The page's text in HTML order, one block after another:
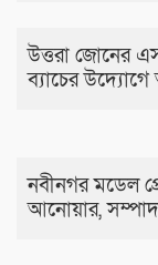
উত্তরা জোনের
ব্যাচের
নবীনগর মডেল
আনোয়ার,